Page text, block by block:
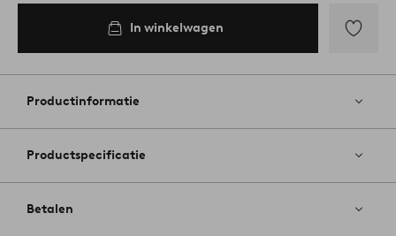
In winkelwagen
aan
Productinformatie
Productspecificatie
Betalen